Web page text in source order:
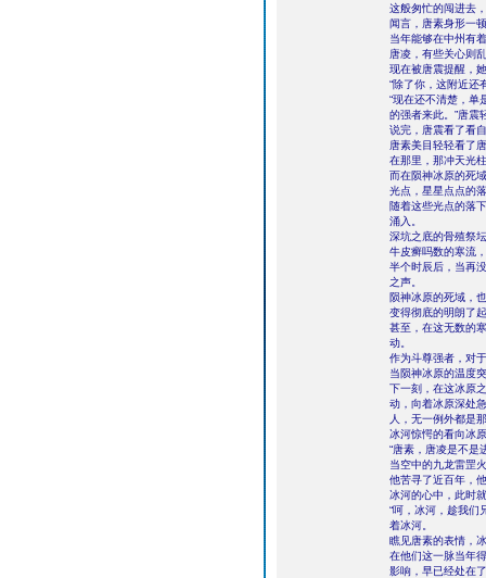
这般匆忙的闯进去
闻言，唐素身形一
当年能够在中州有
唐凌，有些关心则
现在被唐震提醒，
“除了你，这附近还
“现在还不清楚，单
的强者来此。”唐震
说完，唐震看了看
唐素美目轻轻看了
在那里，那冲天光
而在陨神冰原的死
光点，星星点点的
随着这些光点的落
涌入。
深坑之底的骨殖祭
牛皮癣吗数的寒流
半个时辰后，当再
之声。
陨神冰原的死域，
变得彻底的明朗了
甚至，在这无数的
动。
作为斗尊强者，对
当陨神冰原的温度
下一刻，在这冰原
动，向着冰原深处
人，无一例外都是
冰河惊愕的看向冰
“唐素，唐凌是不是
当空中的九龙雷罡
他苦寻了近百年，
冰河的心中，此时
“呵，冰河，趁我们
着冰河。
瞧见唐素的表情，
在他们这一脉当年
影响，早已经处在